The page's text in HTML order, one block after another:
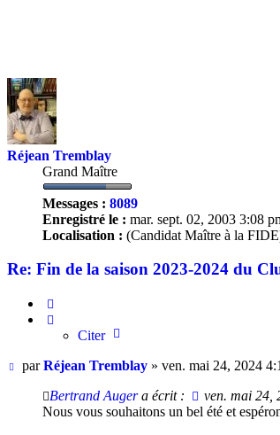
Réjean Tremblay
Grand Maître
Messages : 8089
Enregistré le : mar. sept. 02, 2003 3:08
Localisation : (Candidat Maître à la
Re: Fin de la saison 2023-2024 du
Citer
Message
parRéjean Tremblay» ven. mai 24, 2024
Bertrand Augera écrit : ven. mai 24,
Nous vous souhaitons un bel été et